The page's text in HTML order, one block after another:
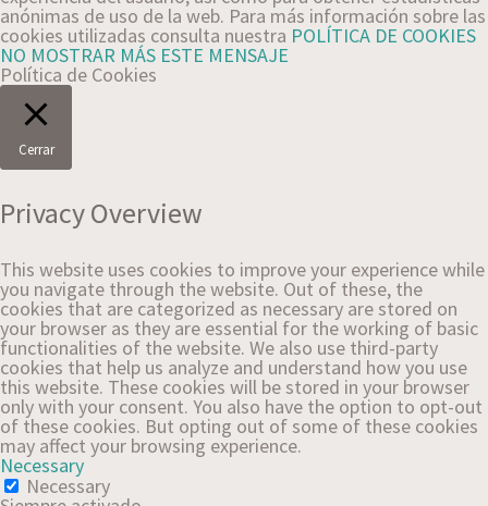
anónimas de uso de la web. Para más información sobre las
cookies utilizadas consulta nuestra POLÍTICA DE COOKIES
NO MOSTRAR MÁS ESTE MENSAJE
Política de Cookies
Cerrar
Privacy Overview
This website uses cookies to improve your experience while
you navigate through the website. Out of these, the
cookies that are categorized as necessary are stored on
your browser as they are essential for the working of basic
functionalities of the website. We also use third-party
cookies that help us analyze and understand how you use
this website. These cookies will be stored in your browser
only with your consent. You also have the option to opt-out
of these cookies. But opting out of some of these cookies
may affect your browsing experience.
Necessary
Necessary